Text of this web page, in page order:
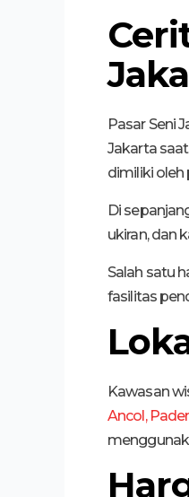
Pasar Seni
Jakarta
dimiliki oleh
Di
ukiran, dan
Salah satu
fasilitas
Kawasan
Ancol,